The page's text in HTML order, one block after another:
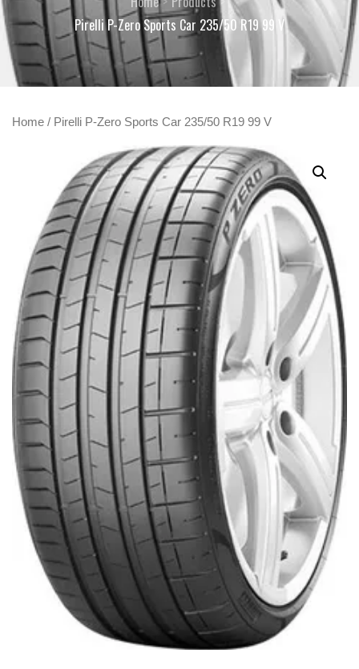
Pirelli P-Zero Sports Car 235/50 R19 99 V
Home / Pirelli P-Zero Sports Car 235/50 R19 99 V